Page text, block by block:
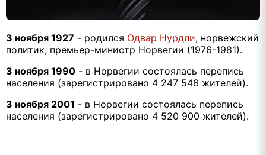
3 ноября 1927 - родился Одвар Нурдли, норвежский
политик, премьер-министр Норвегии (1976-1981).
3 ноября 1990 - в Норвегии состоялась перепись
населения (зарегистрировано 4 247 546 жителей).
3 ноября 2001 - в Норвегии состоялась перепись
населения (зарегистрировано 4 520 900 жителей).